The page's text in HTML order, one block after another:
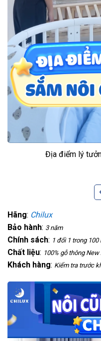
Địa điểm lý
Hãng: Chilux
Bảo hành: 3 năm
Chính sách: 1 đổi 1 trong
Chất liệu: 100% gỗ thông
Khách hàng: Kiểm tra trước